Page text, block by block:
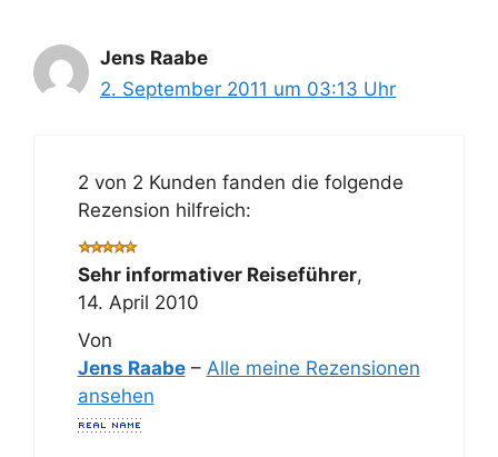
Jens Raabe
2. September 2011 um 03:13 Uhr
2 von 2 Kunden fanden die folgende
Rezension hilfreich:
Sehr informativer Reiseführer,
14. April 2010
Von
Jens Raabe– Alle meine Rezensionen
ansehen